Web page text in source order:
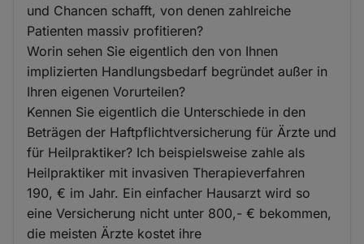
und Chancen schafft, von denen zahlreiche
Patienten massiv profitieren?
Worin sehen Sie eigentlich den von Ihnen
implizierten Handlungsbedarf begründet außer in
Ihren eigenen Vorurteilen?
Kennen Sie eigentlich die Unterschiede in den
Beträgen der Haftpflichtversicherung für Ärzte und
für Heilpraktiker? Ich beispielsweise zahle als
Heilpraktiker mit invasiven Therapieverfahren
190, € im Jahr. Ein einfacher Hausarzt wird so
eine Versicherung nicht unter 800,- € bekommen,
die meisten Ärzte kostet ihre